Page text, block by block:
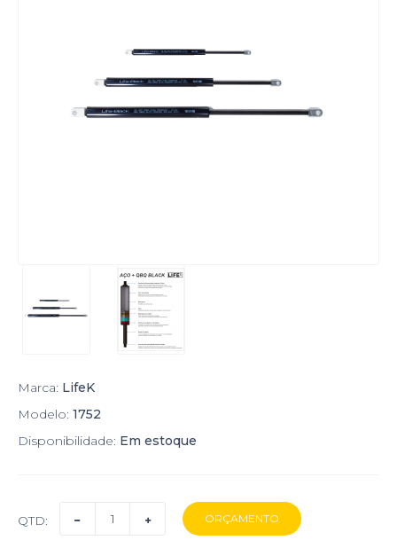
Marca: LifeK
Modelo: 1752
Disponibilidade: Em estoque
QTD: